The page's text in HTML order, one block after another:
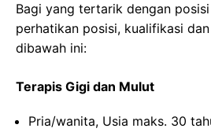
Bagi yang tertarik dengan
perhatikan posisi, kualifikasi
dibawah ini:
Terapis Gigi dan Mulut
Pria/wanita, Usia maks. 30